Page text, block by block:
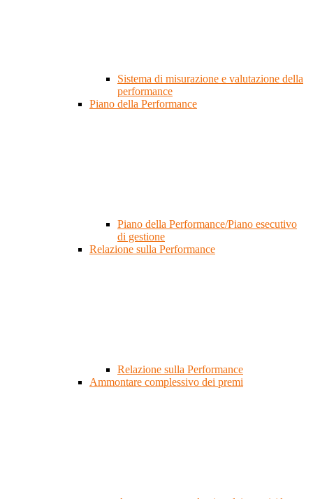
Sistema di misurazione e valutazione della
performance
Piano della Performance
Piano della Performance/Piano esecutivo
di gestione
Relazione sulla Performance
Relazione sulla Performance
Ammontare complessivo dei premi